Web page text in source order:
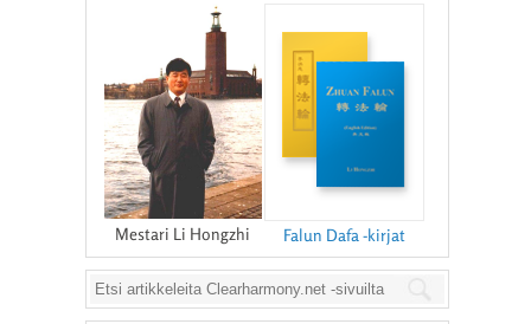
Mestari Li Hongzhi Falun Dafa -kirjat